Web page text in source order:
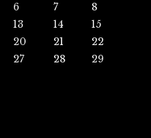
6 7
8
13 14
15
20 21
22
27 28
29